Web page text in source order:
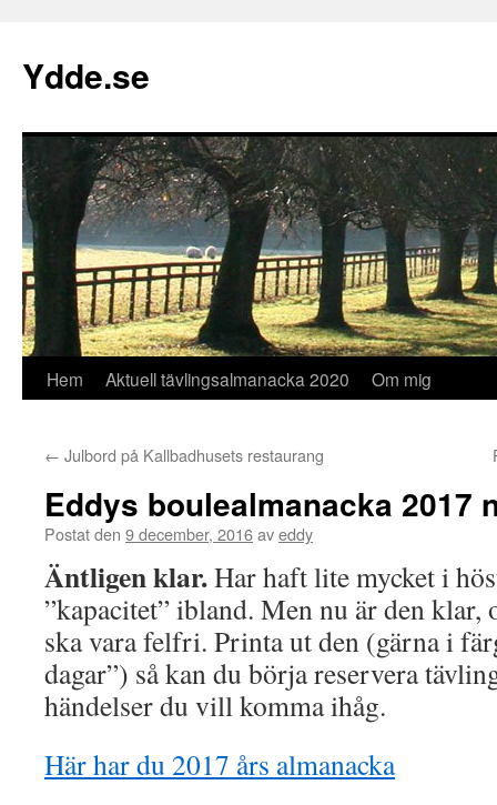
innehåll
Ydde.se
Hem Aktuell tävlingsalmanacka 2020 Om mig
← Julbord på Kallbadhusets restaurang
Eddys boulealmanacka 2017
Postat den 9 december, 2016aveddy
Äntligen klar.Har haft lite mycket i
”kapacitet” ibland. Men nu är den klar,
ska vara felfri. Printa ut den (gärna i
dagar”) så kan du börja reservera
händelser du vill komma ihåg.
Här har du 2017 års almanacka